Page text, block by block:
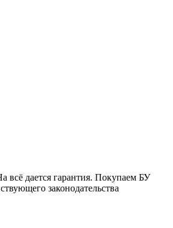
дается гарантия. Покупаем БУ
законодательства